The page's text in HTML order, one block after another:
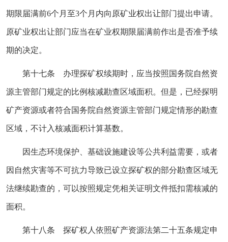
期限届满前6个月至3个月内向原矿业权出让部门提出申请。
原矿业权出让部门应当在矿业权期限届满前作出是否准予续
期的决定。
第十七条 办理探矿权续期时，应当按照国务院自然资
源主管部门规定的比例核减勘查区域面积。但是，已经探明
矿产资源或者符合国务院自然资源主管部门规定情形的勘查
区域，不计入核减面积计算基数。
因生态环境保护、基础设施建设等公共利益需要，或者
因自然灾害等不可抗力导致已设立探矿权的部分勘查区域无
法继续勘查的，可以按照规定凭相关证明文件抵扣需核减的
面积。
第十八条 探矿权人依照矿产资源法第二十五条规定申